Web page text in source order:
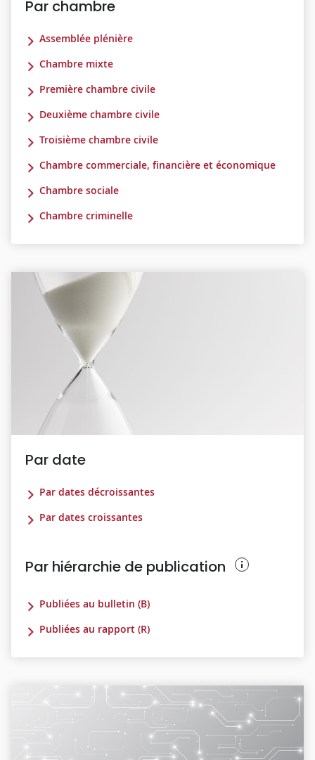
Par chambre
Assemblée plénière
Chambre mixte
Première chambre civile
Deuxième chambre civile
Troisième chambre civile
Chambre commerciale, financière et économique
Chambre sociale
Chambre criminelle
Par date
Par dates décroissantes
Par dates croissantes
Par hiérarchie de publication
Publiées au bulletin (B)
Publiées au rapport (R)